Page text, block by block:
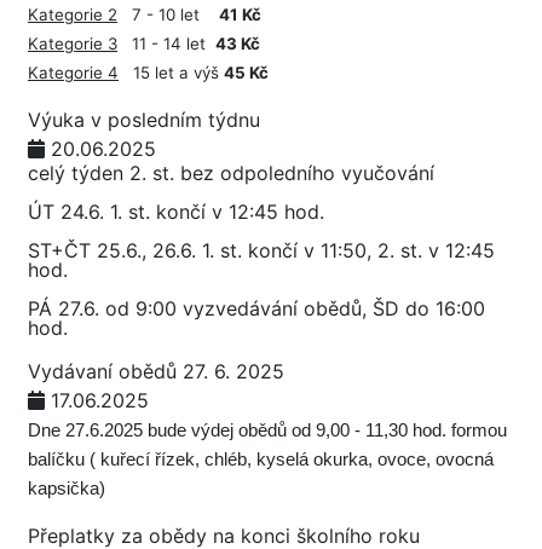
Kategorie 2 7 - 10 let 41 Kč
Kategorie 3 11 - 14 let 43 Kč
Kategorie 4 15 let a výš 45 Kč
Výuka v posledním týdnu
20.06.2025
celý týden 2. st. bez odpoledního vyučování
ÚT 24.6. 1. st. končí v 12:45 hod.
ST+ČT 25.6., 26.6. 1. st. končí v 11:50, 2. st. v 12:45
hod.
PÁ 27.6. od 9:00 vyzvedávání obědů, ŠD do 16:00
hod.
Vydávaní obědů 27. 6. 2025
17.06.2025
Dne 27.6.2025 bude výdej obědů od 9,00 - 11,30 hod. formou
balíčku ( kuřecí řízek, chléb, kyselá okurka, ovoce, ovocná
kapsička)
Přeplatky za obědy na konci školního roku